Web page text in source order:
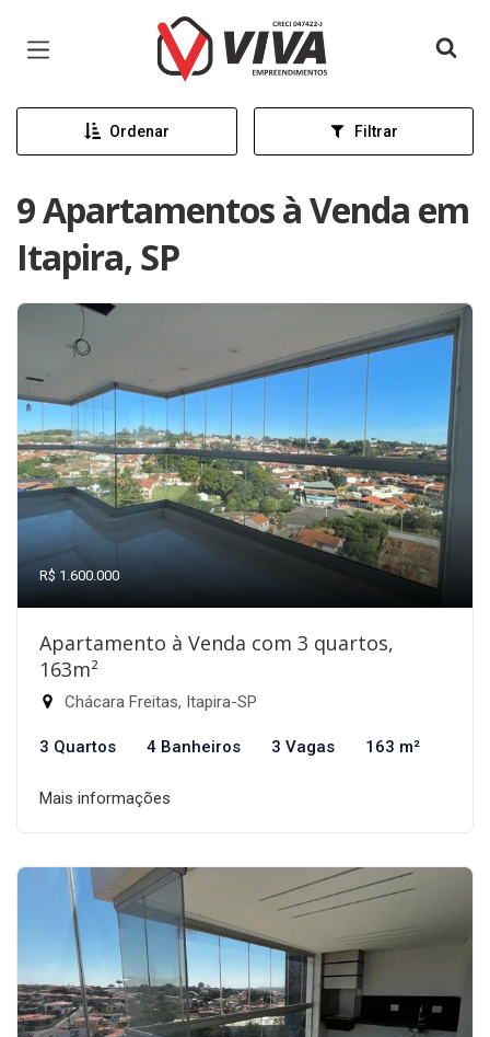
Página inicial
Ordenar Filtrar
9 Apartamentos à Venda em
Itapira, SP
R$ 1.600.000
Apartamento à Venda com 3 quartos,
163m²
Chácara Freitas, Itapira-SP
3 Quartos 4 Banheiros 3 Vagas 163 m²
Mais informações